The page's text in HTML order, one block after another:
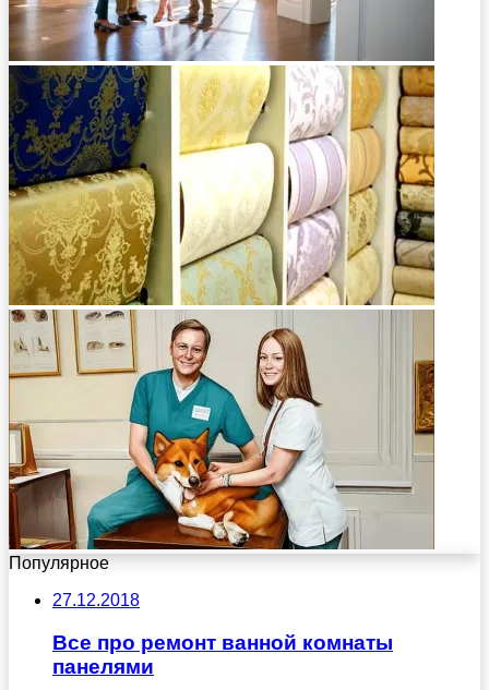
Популярное
27.12.2018
Все про ремонт ванной комнаты
панелями